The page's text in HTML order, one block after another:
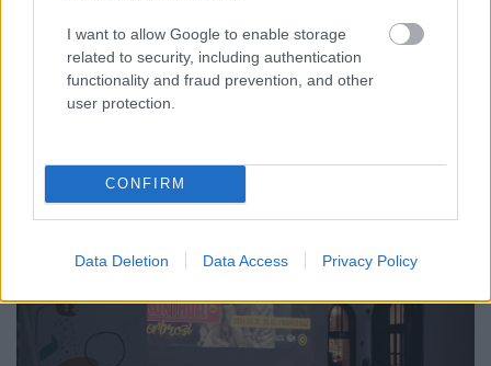
I want to allow Google to enable storage
related to security, including authentication
functionality and fraud prevention, and other
user protection.
CONFIRM
Data Deletion Data Access Privacy Policy
ÖRÖMHÍR: TÍZ ÉVE NEM VOLT ILYEN ALACSONY AZ
INFLÁCIÓ MAGYARORSZÁGON
Júliusban mindössze 1,2 százalékkal emelkedtek éves